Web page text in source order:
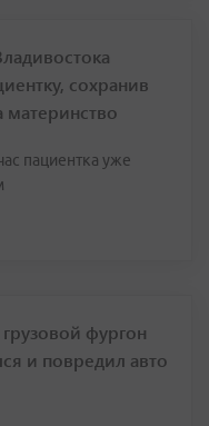
сохранив
материнство
пациентка уже
фургон
и повредил авто